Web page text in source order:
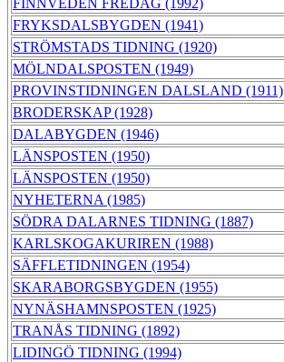
FINNVEDEN FREDAG (1992)
FRYKSDALSBYGDEN (1941)
STRÖMSTADS TIDNING (1920)
MÖLNDALSPOSTEN (1949)
PROVINSTIDNINGEN DALSLAND (1911)
BRODERSKAP (1928)
DALABYGDEN (1946)
LÄNSPOSTEN (1950)
LÄNSPOSTEN (1950)
NYHETERNA (1985)
SÖDRA DALARNES TIDNING (1887)
KARLSKOGAKURIREN (1988)
SÄFFLETIDNINGEN (1954)
SKARABORGSBYGDEN (1955)
NYNÄSHAMNSPOSTEN (1925)
TRANÅS TIDNING (1892)
LIDINGÖ TIDNING (1994)